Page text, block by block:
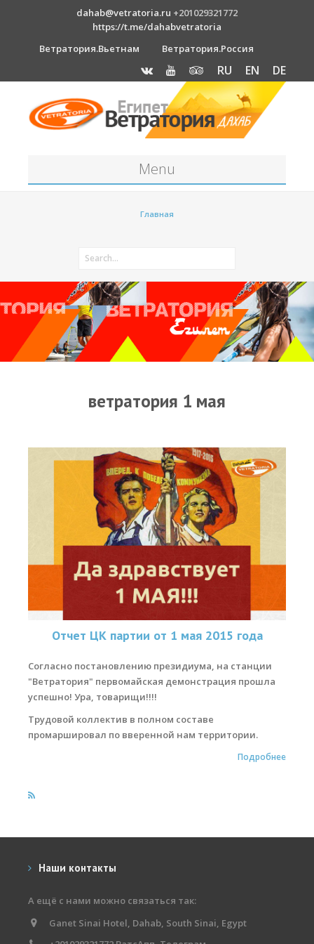
dahab@vetratoria.ru +201029321772
https://t.me/dahabvetratoria
Ветратория.Вьетнам
Ветратория.Россия
RU EN DE
Menu
Как к нам добраться?
Отель Canion
Прогноз погоды
Оборудование
Виртуальный тур Ганет Синай
Дахаб
ВиндСерфКидс
Новости
Медиа
Медиа архив
Фотки
Наши Станции
Ветратория Россия
Продажа оборудования
Система скидок
Главная
ветратория 1 мая
Отчет ЦК партии от 1 мая 2015 года
Согласно постановлению президиума, на станции
"Ветратория" первомайская демонстрация прошла
успешно! Ура, товарищи!!!!
Трудовой коллектив в полном составе
промаршировал по вверенной нам территории.
Подробнее
Наши контакты
А ещё с нами можно связаться так:
Ganet Sinai Hotel, Dahab, South Sinai, Egypt